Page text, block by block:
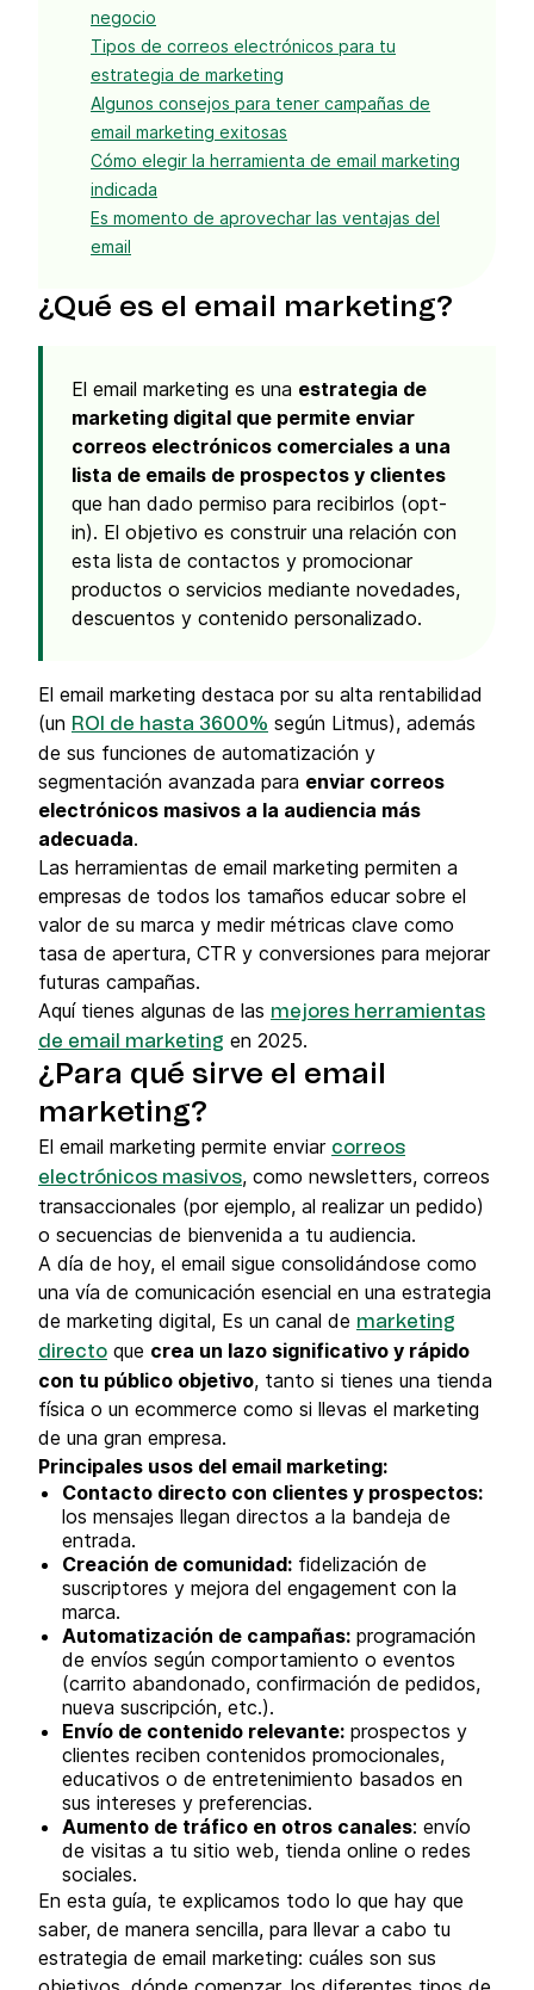
negocio
Tipos de correos electrónicos para tu
estrategia de marketing
Algunos consejos para tener campañas de
email marketing exitosas
Cómo elegir la herramienta de email marketing
indicada
Es momento de aprovechar las ventajas del
email
¿Qué es el email marketing?
El email marketing es una estrategia de
marketing digital que permite enviar
correos electrónicos comerciales a una
lista de emails de prospectos y clientes
que han dado permiso para recibirlos (opt-
in). El objetivo es construir una relación con
esta lista de contactos y promocionar
productos o servicios mediante novedades,
descuentos y contenido personalizado.
El email marketing destaca por su alta rentabilidad
(un ROI de hasta 3600% según Litmus), además
de sus funciones de automatización y
segmentación avanzada para enviar correos
electrónicos masivos a la audiencia más
adecuada.
Las herramientas de email marketing permiten a
empresas de todos los tamaños educar sobre el
valor de su marca y medir métricas clave como
tasa de apertura, CTR y conversiones para mejorar
futuras campañas.
Aquí tienes algunas de las mejores herramientas
de email marketing en 2025.
¿Para qué sirve el email
marketing?
El email marketing permite enviar correos
electrónicos masivos, como newsletters, correos
transaccionales (por ejemplo, al realizar un pedido)
o secuencias de bienvenida a tu audiencia.
A día de hoy, el email sigue consolidándose como
una vía de comunicación esencial en una estrategia
de marketing digital, Es un canal de marketing
directo que crea un lazo significativo y rápido
con tu público objetivo, tanto si tienes una tienda
física o un ecommerce como si llevas el marketing
de una gran empresa.
Principales usos del email marketing:
Contacto directo con clientes y prospectos:
los mensajes llegan directos a la bandeja de
entrada.
Creación de comunidad: fidelización de
suscriptores y mejora del engagement con la
marca.
Automatización de campañas: programación
de envíos según comportamiento o eventos
(carrito abandonado, confirmación de pedidos,
nueva suscripción, etc.).
Envío de contenido relevante: prospectos y
clientes reciben contenidos promocionales,
educativos o de entretenimiento basados en
sus intereses y preferencias.
Aumento de tráfico en otros canales: envío
de visitas a tu sitio web, tienda online o redes
sociales.
En esta guía, te explicamos todo lo que hay que
saber, de manera sencilla, para llevar a cabo tu
estrategia de email marketing: cuáles son sus